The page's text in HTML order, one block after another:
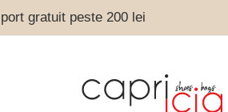
gratuit peste 200 lei